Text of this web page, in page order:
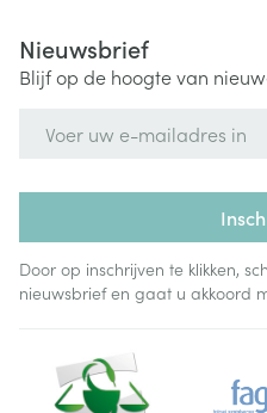
Nieuwsbrief
Blijf op de hoogte van
Door op inschrijven te klikken,
nieuwsbrief en gaat u akkoord